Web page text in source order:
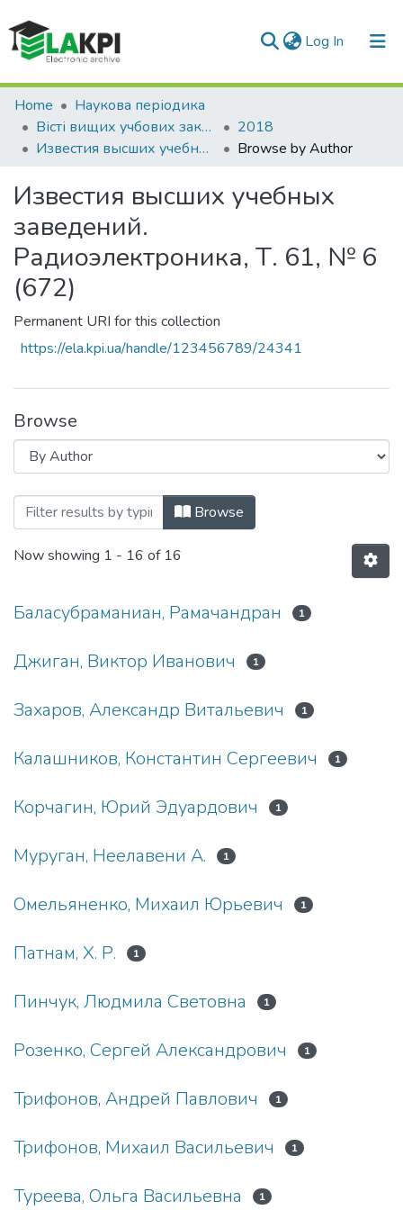
Log In (current)
Communities & Collections
All of DSpace
Home
Наукова періодика
Вісті вищих учбових закладів. Радіоелектроніка
2018
Известия высших учебных заведений. Радиоэлектроника, Т. 61, № 6 (672)
Browse by Author
Известия высших учебных
заведений.
Радиоэлектроника, Т. 61, № 6
(672)
Permanent URI for this collection
https://ela.kpi.ua/handle/123456789/24341
Browse
Browsing Известия высших учебных
Browse
Now showing 1 - 16 of 16
Баласубраманиан, Рамачандран 1
Джиган, Виктор Иванович 1
Захаров, Александр Витальевич 1
Калашников, Константин Сергеевич 1
Корчагин, Юрий Эдуардович 1
Муруган, Неелавени А. 1
Омельяненко, Михаил Юрьевич 1
Патнам, Х. Р. 1
Пинчук, Людмила Световна 1
Розенко, Сергей Александрович 1
Трифонов, Андрей Павлович 1
Трифонов, Михаил Васильевич 1
Туреева, Ольга Васильевна 1